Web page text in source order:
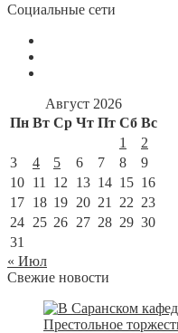
Социальные сети
Август 2026
Пн Вт Ср Чт Пт Сб Вс
1
2
3
4 5 6 7 8
9
10 11 12 13 14 15 16
17 18 19 20 21 22 23
24 25 26 27 28 29 30
31
« Июл
Свежие новости